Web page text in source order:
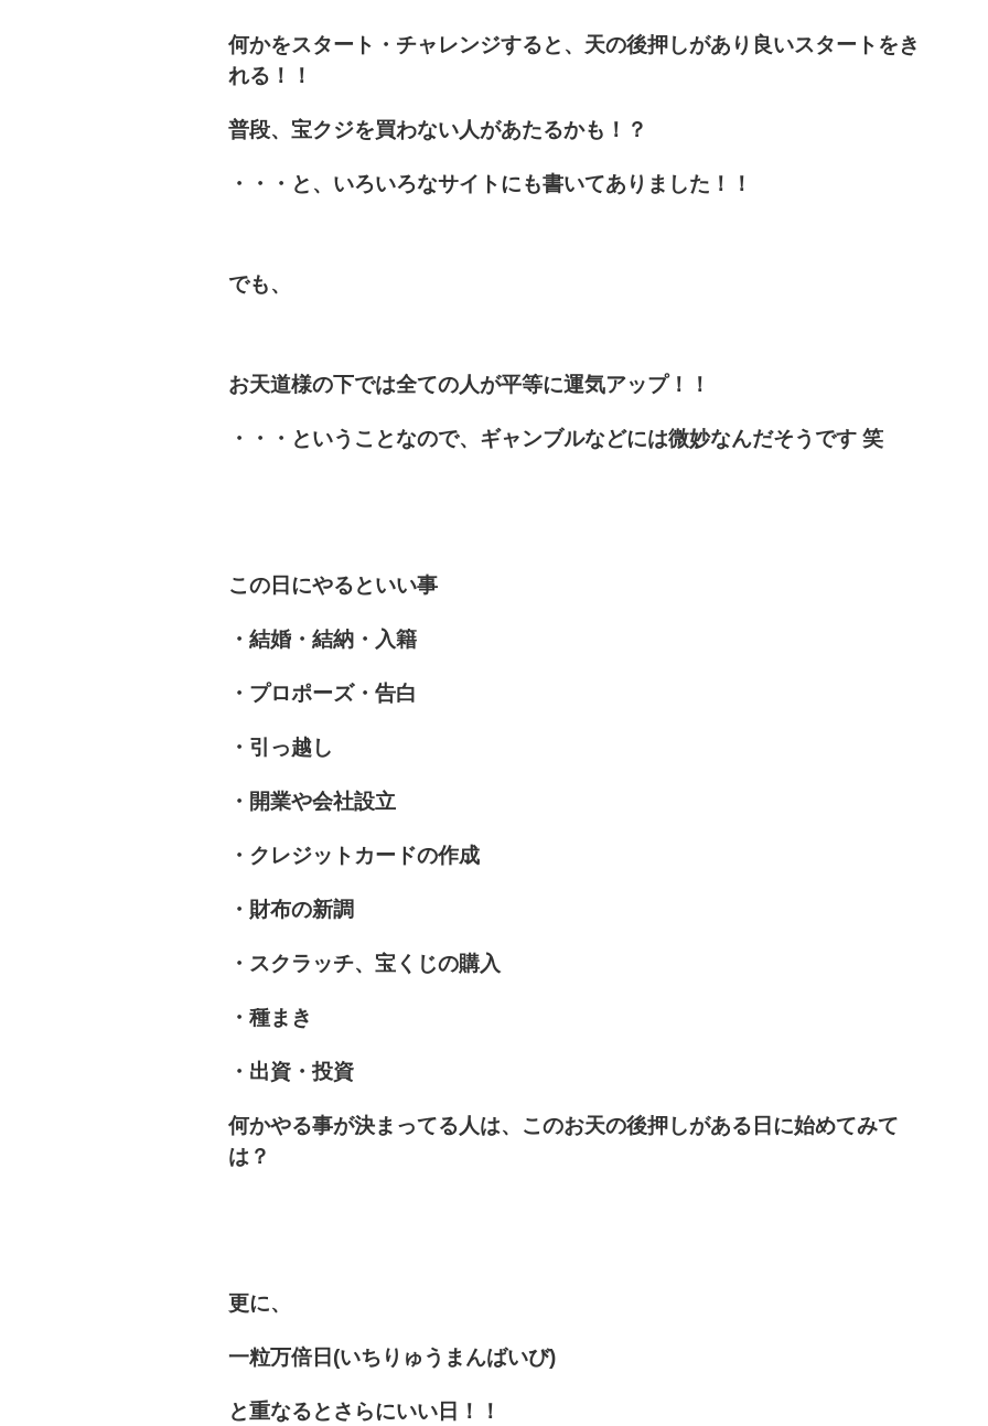
何かをスタート ・チャレンジすると、天の後押しがあり 良いスタートをき
れる！！
普段、宝クジを買わない人があたるかも！？
・・・と、いろいろなサイトにも書いてありました！！
でも、
お天道様の下では全ての人が平等に運気アップ！！
・・・ということなので、ギャンブルなどには微妙なんだそうです 笑
この日にやるといい事
・結婚・結納・入籍
・プロポーズ・告白
・引っ越し
・開業や会社設立
・クレジットカードの作成
・財布の新調
・スクラッチ、宝くじの購入
・種まき
・出資・投資
何かやる事が決まってる人は、このお天の後押しがある日に始めてみて
は？
更に、
一粒万倍日(いちりゅうまんばいび)
と重なるとさらにいい日！！